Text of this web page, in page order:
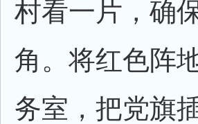
村看一片，确
角。将红色阵
务室，把党旗